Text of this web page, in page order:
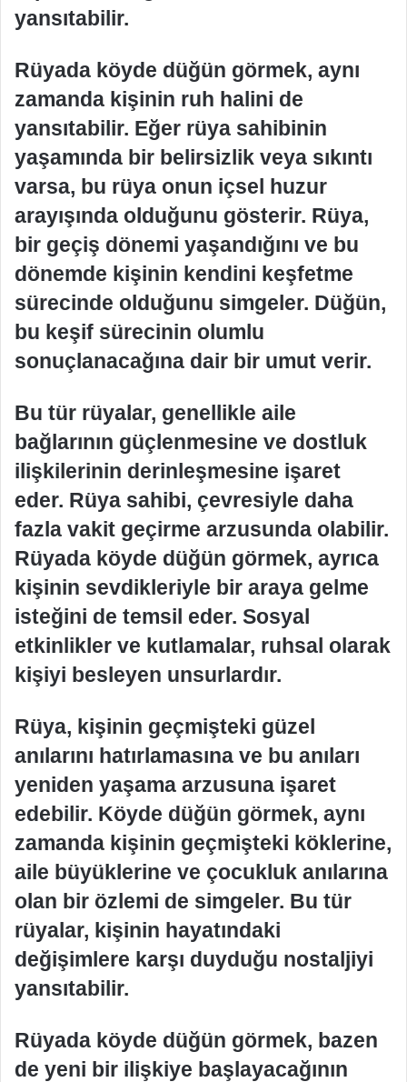
yansıtabilir.
Rüyada köyde düğün görmek, aynı
zamanda kişinin ruh halini de
yansıtabilir. Eğer rüya sahibinin
yaşamında bir belirsizlik veya sıkıntı
varsa, bu rüya onun içsel huzur
arayışında olduğunu gösterir. Rüya,
bir geçiş dönemi yaşandığını ve bu
dönemde kişinin kendini keşfetme
sürecinde olduğunu simgeler. Düğün,
bu keşif sürecinin olumlu
sonuçlanacağına dair bir umut verir.
Bu tür rüyalar, genellikle aile
bağlarının güçlenmesine ve dostluk
ilişkilerinin derinleşmesine işaret
eder. Rüya sahibi, çevresiyle daha
fazla vakit geçirme arzusunda olabilir.
Rüyada köyde düğün görmek, ayrıca
kişinin sevdikleriyle bir araya gelme
isteğini de temsil eder. Sosyal
etkinlikler ve kutlamalar, ruhsal olarak
kişiyi besleyen unsurlardır.
Rüya, kişinin geçmişteki güzel
anılarını hatırlamasına ve bu anıları
yeniden yaşama arzusuna işaret
edebilir. Köyde düğün görmek, aynı
zamanda kişinin geçmişteki köklerine,
aile büyüklerine ve çocukluk anılarına
olan bir özlemi de simgeler. Bu tür
rüyalar, kişinin hayatındaki
değişimlere karşı duyduğu nostaljiyi
yansıtabilir.
Rüyada köyde düğün görmek, bazen
de yeni bir ilişkiye başlayacağının